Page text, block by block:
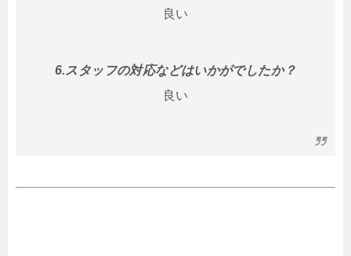
良い
6.スタッフの対応などはいかがでしたか？
良い